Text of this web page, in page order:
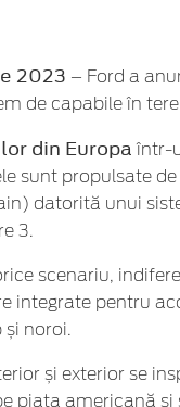
2023 – Ford a
de capabile în
din Europa într-
sunt propulsate de
datorită unui
3.
scenariu,
integrate pentru
și noroi.
și exterior se
piața americană